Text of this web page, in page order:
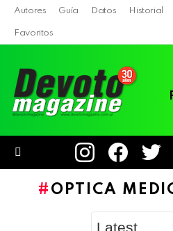
Autores Guía Datos Historial
Favoritos
instagramfacebook
OPTICA